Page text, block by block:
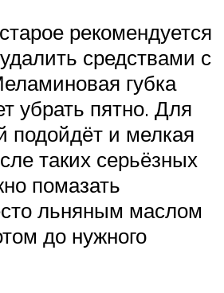
рекомендуется
средствами с
губка
убрать пятно. Для
подойдёт и мелкая
таких серьёзных
помазать
льняным маслом
до нужного